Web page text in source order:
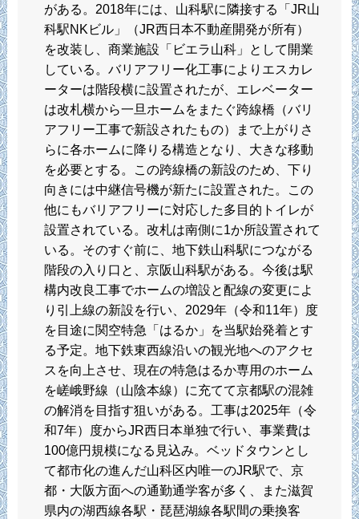
がある。2018年には、山科駅に隣接する「JR山
科駅NKビル」（JR西日本不動産開発が所有）
を改装し、商業施設「ビエラ山科」として開業
している。バリアフリー化工事によりエスカレ
ーターは階段横に設置されたが、エレベーター
は改札横から一旦ホームをまたぐ跨線橋（バリ
アフリー工事で新設されたもの）まで上がりさ
らに各ホームに降りる構造となり、大きな移動
を必要とする。この跨線橋の新設のため、下り
向きには中継信号機が新たに設置された。この
他にもバリアフリーに対応した多目的トイレが
設置されている。改札は南側に1か所設置されて
いる。そのすぐ前に、地下鉄山科駅につながる
階段の入り口と、京阪山科駅がある。今後は駅
構内改良工事でホームの増設と配線の変更によ
り引上線の新設を行い、2029年（令和11年）度
を目途に関空特急「はるか」を当駅始発着とす
る予定。地下鉄東西線沿いの観光地へのアクセ
スを向上させ、現在の特急はるか専用のホーム
を嵯峨野線（山陰本線）に充てて京都駅の混雑
の解消を目指す狙いがある。工事は2025年（令
和7年）度からJR西日本単独で行い、事業費は
100億円規模になる見込み。ベッドタウンとし
て都市化の進んだ山科区内唯一のJR駅で、京
都・大阪方面への通勤通学客が多く、また滋賀
県内の湖西線各駅・琵琶湖線各駅間の乗換客